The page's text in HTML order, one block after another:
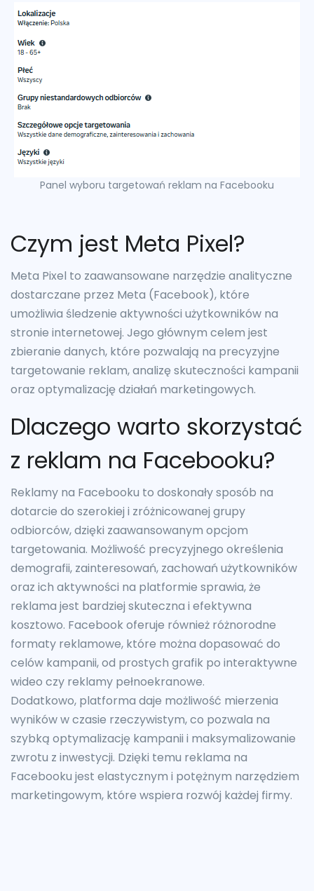
Panel wyboru targetowań reklam na Facebooku
Czym jest Meta Pixel?
Meta Pixel to zaawansowane narzędzie analityczne
dostarczane przez Meta (Facebook), które
umożliwia śledzenie aktywności użytkowników na
stronie internetowej. Jego głównym celem jest
zbieranie danych, które pozwalają na precyzyjne
targetowanie reklam, analizę skuteczności kampanii
oraz optymalizację działań marketingowych.
Dlaczego warto skorzystać
z reklam na Facebooku?
Reklamy na Facebooku to doskonały sposób na
dotarcie do szerokiej i zróżnicowanej grupy
odbiorców, dzięki zaawansowanym opcjom
targetowania. Możliwość precyzyjnego określenia
demografii, zainteresowań, zachowań użytkowników
oraz ich aktywności na platformie sprawia, że
reklama jest bardziej skuteczna i efektywna
kosztowo. Facebook oferuje również różnorodne
formaty reklamowe, które można dopasować do
celów kampanii, od prostych grafik po interaktywne
wideo czy reklamy pełnoekranowe.
Dodatkowo, platforma daje możliwość mierzenia
wyników w czasie rzeczywistym, co pozwala na
szybką optymalizację kampanii i maksymalizowanie
zwrotu z inwestycji. Dzięki temu reklama na
Facebooku jest elastycznym i potężnym narzędziem
marketingowym, które wspiera rozwój każdej firmy.